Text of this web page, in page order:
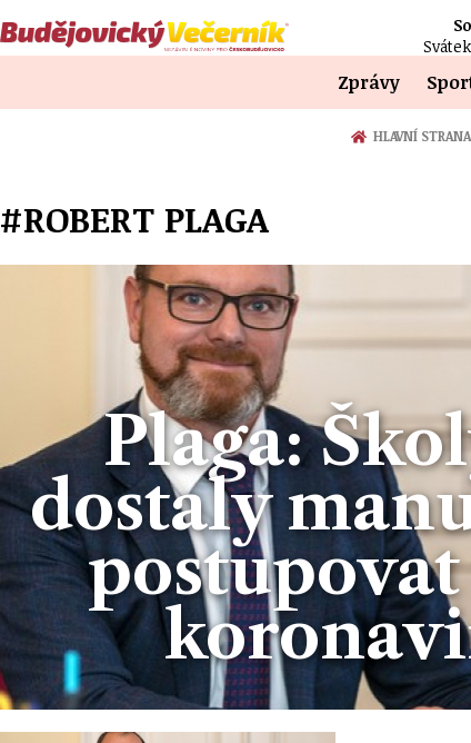
Zprávy
HLAVNÍ STRANA
#ROBERT PLAGA
Plaga:
dostaly